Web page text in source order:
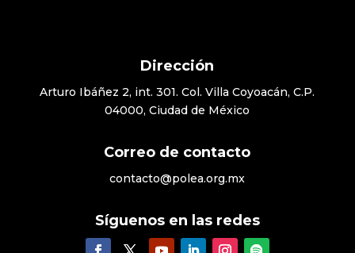
Dirección
Arturo Ibáñez 2, int. 301. Col. Villa Coyoacán, C.P.
04000, Ciudad de México
Correo de contacto
contacto@polea.org.mx
Síguenos en las redes